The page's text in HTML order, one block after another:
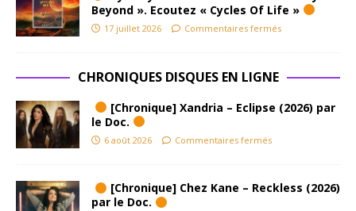
Beyond ». Ecoutez « Cycles Of Life »
17 juillet 2026 Commentaires fermés
CHRONIQUES DISQUES EN LIGNE
[Chronique] Xandria – Eclipse (2026) par
le Doc.
6 août 2026 Commentaires fermés
[Chronique] Chez Kane – Reckless (2026)
par le Doc.